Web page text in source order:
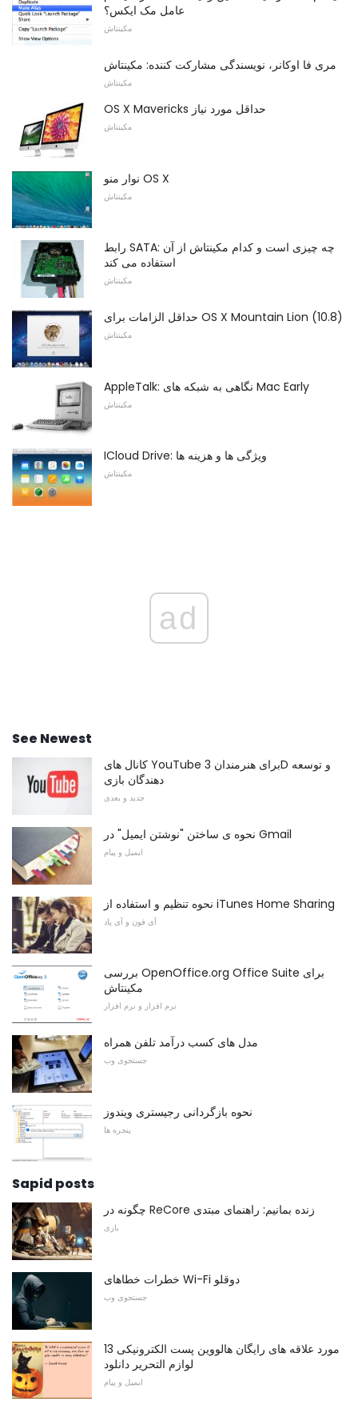
عامل مک ایکس؟
مکینتاش
مری فا اوکانر، نویسندگی مشارکت کننده: مکینتاش
مکینتاش
OS X Mavericks حداقل مورد نیاز
مکینتاش
نوار منو OS X
مکینتاش
رابط SATA: چه چیزی است و کدام مکینتاش از آن
استفاده می کند
مکینتاش
حداقل الزامات برای OS X Mountain Lion (10.8)
مکینتاش
AppleTalk: نگاهی به شبکه های Mac Early
مکینتاش
ICloud Drive: ویژگی ها و هزینه ها
مکینتاش
ad
See Newest
کانال های YouTube برای هنرمندان 3D و توسعه
دهندگان بازی
جدید و بعدی
نحوه ی ساختن "نوشتن ایمیل" در Gmail
ایمیل و پیام
نحوه تنظیم و استفاده از iTunes Home Sharing
آی فون و آی پاد
بررسی OpenOffice.org Office Suite برای
مکینتاش
نرم افزار و نرم افزار
مدل های کسب درآمد تلفن همراه
جستجوی وب
نحوه بازگردانی رجیستری ویندوز
پنجره ها
Sapid posts
چگونه در ReCore زنده بمانیم: راهنمای مبتدی
بازی
خطرات خطاهای Wi-Fi دوقلو
جستجوی وب
13 مورد علاقه های رایگان هالووین پست الکترونیکی
لوازم التحریر دانلود
ایمیل و پیام